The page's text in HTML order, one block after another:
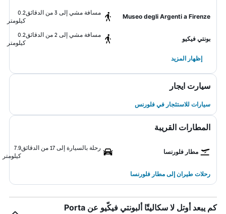
Museo degli Argenti a Firenze
مسافة مشي إلى 3 من الدقائق
0.2
كيلومتر
بونتي فيكيو
مسافة مشي إلى 2 من الدقائق
0.2
كيلومتر
إظهار المزيد
سيارت ايجار
سيارات للاستئجار في فلورنس
المطارات القريبة
مطار فلورنسا
رحلة بالسيارة إلى 17 من الدقائق
7.9
كيلومتر
رحلات طيران إلى مطار فلورنسا
كم يبعد أوتل لا سكاليتّا ألبونتي فيكّيو عن Porta